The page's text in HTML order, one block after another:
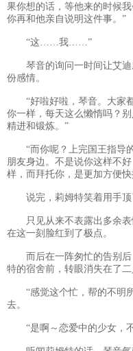
果你想的话，等他来的时候
你再和他亲自说明这件事。”
“这……我……”
琴音的询问一时间让艾迪
份感情。
“好啦好啦，琴音。大家都
你一样，每天这么懒惰吗？
精进和锻炼。”
“而你呢？上完国王指导的
朋友身边。不是说你这样不
样，而拜托你，是更加方便
说完，莉姆特笑着用手顶
只见从来不表露出多余表
在这一刻脸红到了极点。
而后在一阵匆忙的告别后
特的宿舍前，转眼消失在了二
“感觉这个忙，帮的不明所
去。
“是啊～恋爱中的少女，